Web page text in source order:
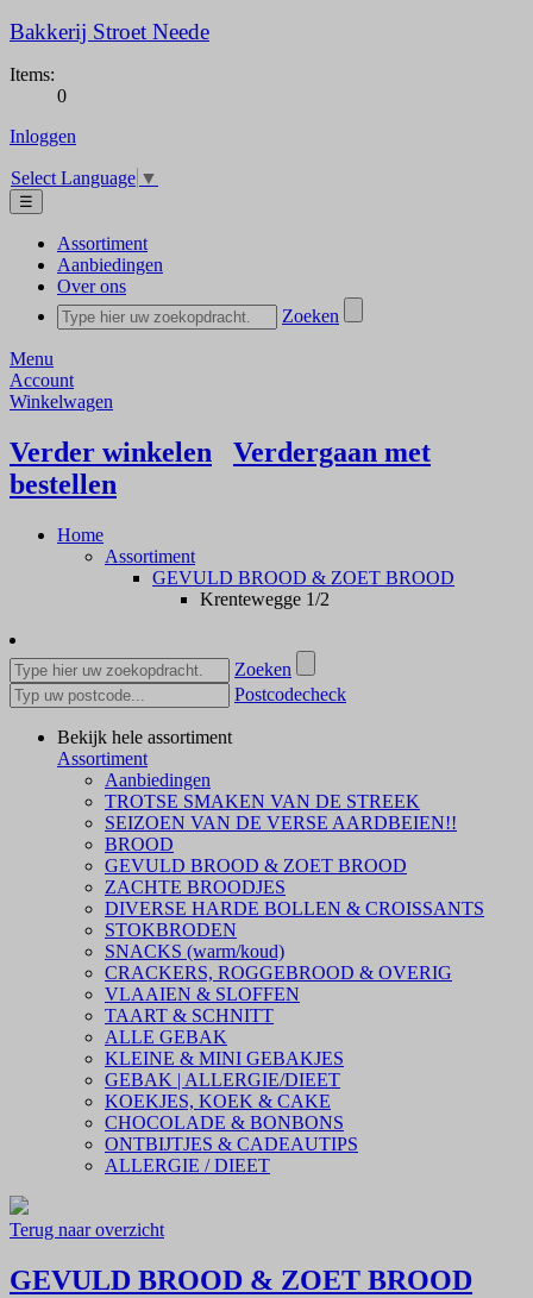
Bakkerij Stroet Neede
Items:
0
Inloggen
Select Language ▼
☰
Assortiment
Aanbiedingen
Over ons
Zoeken
Menu
Account
Winkelwagen
Verder winkelen
Verdergaan met
bestellen
Home
Assortiment
GEVULD BROOD & ZOET BROOD
Krentewegge 1/2
Zoeken
Postcodecheck
Bekijk hele assortiment
Assortiment
Aanbiedingen
TROTSE SMAKEN VAN DE STREEK
SEIZOEN VAN DE VERSE AARDBEIEN!!
BROOD
GEVULD BROOD & ZOET BROOD
ZACHTE BROODJES
DIVERSE HARDE BOLLEN & CROISSANTS
STOKBRODEN
SNACKS (warm/koud)
CRACKERS, ROGGEBROOD & OVERIG
VLAAIEN & SLOFFEN
TAART & SCHNITT
ALLE GEBAK
KLEINE & MINI GEBAKJES
GEBAK | ALLERGIE/DIEET
KOEKJES, KOEK & CAKE
CHOCOLADE & BONBONS
ONTBIJTJES & CADEAUTIPS
ALLERGIE / DIEET
Terug naar overzicht
GEVULD BROOD & ZOET BROOD